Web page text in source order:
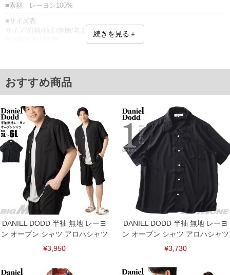
■素材 レーヨン100%
■サイズ表
サイズ/肩幅/袖丈/胸囲/着丈
6L/58/29.5/148/84
単位はcm
下着(肌着)やワイシャツは商品の性質上、返品交換不可とさせて頂いております。予め
ご了承くださいませ。
※【ボトムの裾上げをご希望の場合】
裾上げ料金は500円+税となります。
備考欄に股下●cmとご記入下さい。（裾上げ無料対象商品は1本につき税込6,000円以
上の品が対象。1本5,999円以下の商品は有料（500円+税）となります。）
出荷まで約1週間～20日間程お時間を頂く場合がございます。
尚、裾上げした商品は返品・交換不可となりますので、予めご了承下さい。
一部、お直しに対応出来ない商品がございます。(例：裾にファスナーや調節ひもが付
いている、極端なデザインが施されている等)
※商品によって若干のサイズの誤差がございます。また、お客様がご使用の環境（コ
ンピュータ画面）によって、商品の色味が若干異なる場合がございます。予めご了承
ください。
※当店での掲載商品は、実店鋪と在庫を共用しておりますので店頭での売り違い、店
舗からのお取り寄せ等により、お客様にご迷惑をお掛けしてしまう場合がございま
連絡させて頂きますので予めご了承ください。
続きを見る＋
おすすめ商品
DANIEL DODD 半袖 無地 レーヨ
ン オープン シャツ アロハシャツ
¥3,950
DANIEL DODD 半袖 無地 レーヨ
ン オープン シャツ アロハシャツ
¥3,730